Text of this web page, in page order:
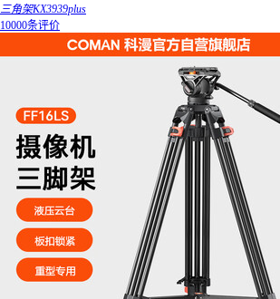
三角架KX3939plus
10000条评价